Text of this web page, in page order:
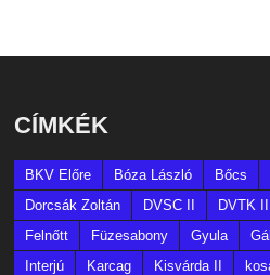
CÍMKÉK
BKV Előre Bóza László Bőcs
Dorcsák Zoltán
DVSC II DVTK II
Felnőtt
Füzesabony Gyula
Interjú
Karcag Kisvárda II